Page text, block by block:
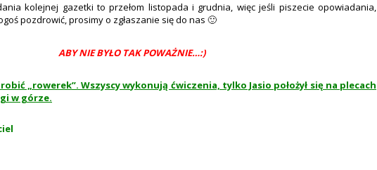
kolejnej gazetki to przełom listopada i grudnia, więc jeśli piszecie opowiadania,
pozdrowić, prosimy o zgłaszanie się do nas 🙂
ABY NIE BYŁO TAK POWAŻNIE…:)
„rowerek”. Wszyscy wykonują ćwiczenia, tylko Jasio położył się na plecach
w górze.